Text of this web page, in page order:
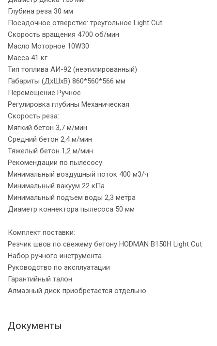
Глубина реза 30 мм
Посадочное отверстие: треугольное Light Cut
Скорость вращения 4700 об/мин
Масло Моторное 10W30
Масса 41 кг
Тип топлива АИ-92 (неэтилированный)
Габариты (ДхШхВ) 860*560*566 мм
Перемещение Ручное
Регулировка глубины Механическая
Скорость реза:
Мягкий бетон 3,7 м/мин
Средний бетон 2,4 м/мин
Тяжелый бетон 1,2 м/мин
Рекомендации по пылесосу:
Минимальный воздушный поток 400 м3/ч
Минимальный вакуум 22 кПа
Минимальный подъем воды 2,3 метра
Диаметр коннектора пылесоса 50 мм
Комплект поставки:
Резчик швов по свежему бетону HODMAN B150H Light Cut
Набор ручного инструмента
Руководство по эксплуатации
Гарантийный талон
Алмазный диск приобретается отдельно
Документы